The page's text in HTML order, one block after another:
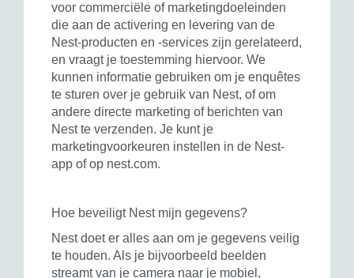
voor commerciële of marketingdoeleinden
die aan de activering en levering van de
Nest-producten en -services zijn gerelateerd,
en vraagt je toestemming hiervoor. We
kunnen informatie gebruiken om je enquêtes
te sturen over je gebruik van Nest, of om
andere directe marketing of berichten van
Nest te verzenden. Je kunt je
marketingvoorkeuren instellen in de Nest-
app of op nest.com.
Hoe beveiligt Nest mijn gegevens?
Nest doet er alles aan om je gegevens veilig
te houden. Als je bijvoorbeeld beelden
streamt van je camera naar je mobiel,